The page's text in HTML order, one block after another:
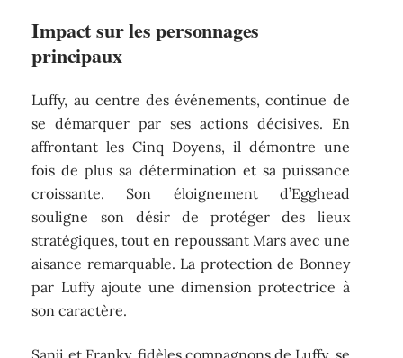
Impact sur les personnages
principaux
Luffy, au centre des événements, continue de
se démarquer par ses actions décisives. En
affrontant les Cinq Doyens, il démontre une
fois de plus sa détermination et sa puissance
croissante. Son éloignement d’Egghead
souligne son désir de protéger des lieux
stratégiques, tout en repoussant Mars avec une
aisance remarquable. La protection de Bonney
par Luffy ajoute une dimension protectrice à
son caractère.
Sanji et Franky, fidèles compagnons de Luffy, se